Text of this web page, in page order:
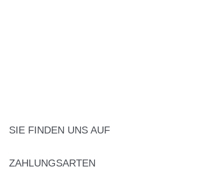
SIE FINDEN UNS AUF
ZAHLUNGSARTEN